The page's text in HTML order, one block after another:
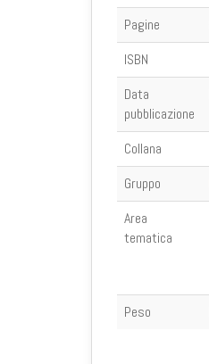
Pagine
ISBN
Data
pubblicazione
Collana
Gruppo
Area
tematica
Peso